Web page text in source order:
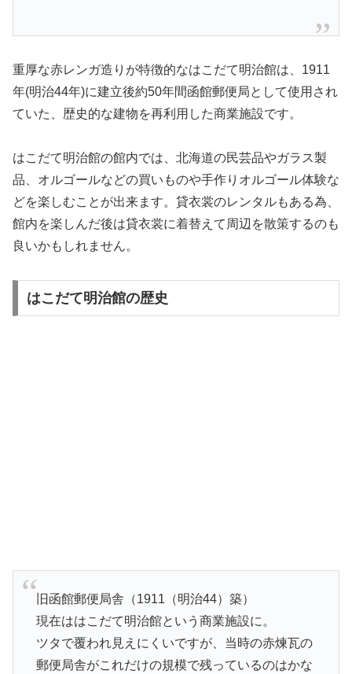
重厚な赤レンガ造りが特徴的なはこだて明治館は、1911
年(明治44年)に建立後約50年間函館郵便局として使用され
ていた、歴史的な建物を再利用した商業施設です。
はこだて明治館の館内では、北海道の民芸品やガラス製
品、オルゴールなどの買いものや手作りオルゴール体験な
どを楽しむことが出来ます。貸衣裳のレンタルもある為、
館内を楽しんだ後は貸衣裳に着替えて周辺を散策するのも
良いかもしれません。
はこだて明治館の歴史
旧函館郵便局舎（1911（明治44）築）
現在ははこだて明治館という商業施設に。
ツタで覆われ見えにくいですが、当時の赤煉瓦の
郵便局舎がこれだけの規模で残っているのはかな